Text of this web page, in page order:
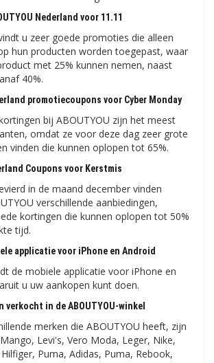
Nederland voor 11.11
u zeer goede promoties die alleen
hun producten worden toegepast, waar
met 25% kunnen nemen, naast
40%.
promotiecoupons voor Cyber ​​​​Monday
bij ABOUTYOU zijn het meest
omdat ze voor deze dag zeer grote
vinden die kunnen oplopen tot 65%.
Coupons voor Kerstmis
in de maand december vinden
verschillende aanbiedingen,
kortingen die kunnen oplopen tot 50%
tijd.
applicatie voor iPhone en Android
de mobiele applicatie voor iPhone en
u uw aankopen kunt doen.
verkocht in de ABOUTYOU-winkel
merken die ABOUTYOU heeft, zijn
Levi's, Vero Moda, Leger, Nike,
Puma, Adidas, Puma, Rebook,